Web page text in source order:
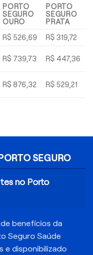
PORTO
SEGURO
OURO
PORTO
SEGURO
PRATA
R$ 526,69
R$ 319,72
R$ 739,73 R$ 447,36
R$ 876,32 R$ 529,21
SEGURO
no Porto
benefícios da
Seguro Saúde
e disponibilizado